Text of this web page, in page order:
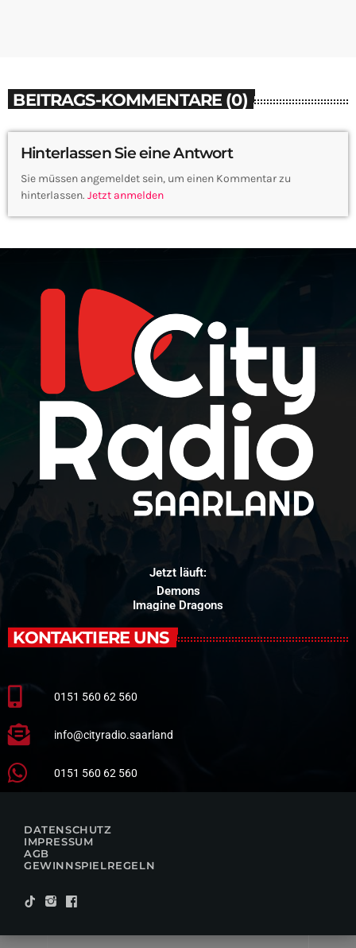
BEITRAGS-KOMMENTARE (0)
Hinterlassen Sie eine Antwort
Sie müssen angemeldet sein, um einen Kommentar zu
hinterlassen. Jetzt anmelden
Jetzt läuft:
Demons
Imagine Dragons
KONTAKTIERE UNS
0151 560 62 560
info@cityradio.saarland
0151 560 62 560
DATENSCHUTZ
IMPRESSUM
AGB
GEWINNSPIELREGELN